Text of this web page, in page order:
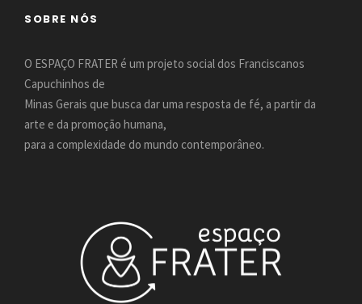
SOBRE NÓS
O ESPAÇO FRATER é um projeto social dos Franciscanos
Capuchinhos de
Minas Gerais que busca dar uma resposta de fé, a partir da
arte e da promoção humana,
para a complexidade do mundo contemporâneo.